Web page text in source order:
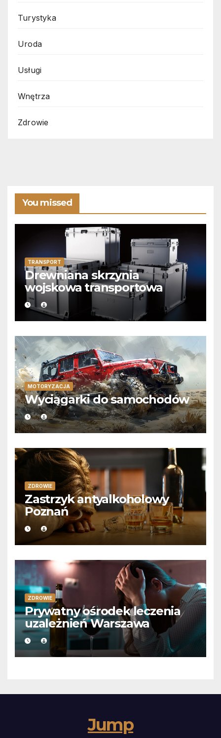
Turystyka
Uroda
Usługi
Wnętrza
Zdrowie
You missed
TRANSPORT
Drewniana skrzynia
wojskowa transportowa
MOTORYZACJA
Wyciągarki do samochodów
ZDROWIE
Zastrzyk antyalkoholowy
Poznań
ZDROWIE
Prywatny ośrodek leczenia
uzależnień Warszawa
Jump